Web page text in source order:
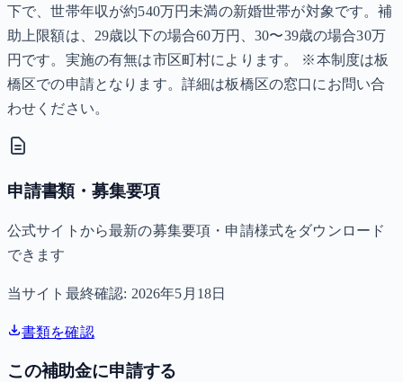
下で、世帯年収が約540万円未満の新婚世帯が対象です。補
助上限額は、29歳以下の場合60万円、30〜39歳の場合30万
円です。実施の有無は市区町村によります。 ※本制度は板
橋区での申請となります。詳細は板橋区の窓口にお問い合
わせください。
申請書類・募集要項
公式サイトから最新の募集要項・申請様式をダウンロード
できます
当サイト最終確認: 2026年5月18日
書類を確認
この補助金に申請する